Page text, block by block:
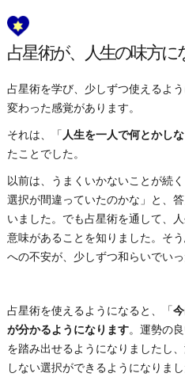
占星術が、人生の味方に
占星術を学び、少しずつ使えるよ
変わった感覚があります。
それは、「 人生を一人で何とかし
たことでした。
以前は、うまくいかないことが続
選択が間違っていたのかな」と、
いました。でも占星術を通して、
意味があることを知りました。そ
への不安が、少しずつ和らいでいっ
占星術を使えるようになると、「
が分かるようになります。運勢の
を踏み出せるようになりましたし
しない選択ができるようになりま